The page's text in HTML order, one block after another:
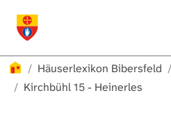
Häuserlexikon
Häuserlexikon Bibersfeld
Kirchbühl 15 - Heinerles
Häuserlexikon Steinbach
Gebäudeverzeichnis